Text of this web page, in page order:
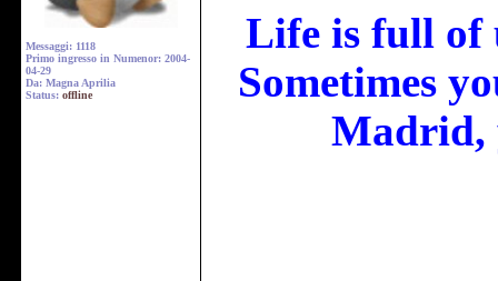
Messaggi: 1118
Primo ingresso in Numenor: 2004-
04-29
Da: Magna Aprilia
Status: offline
Life is full of
Sometimes
Madrid,